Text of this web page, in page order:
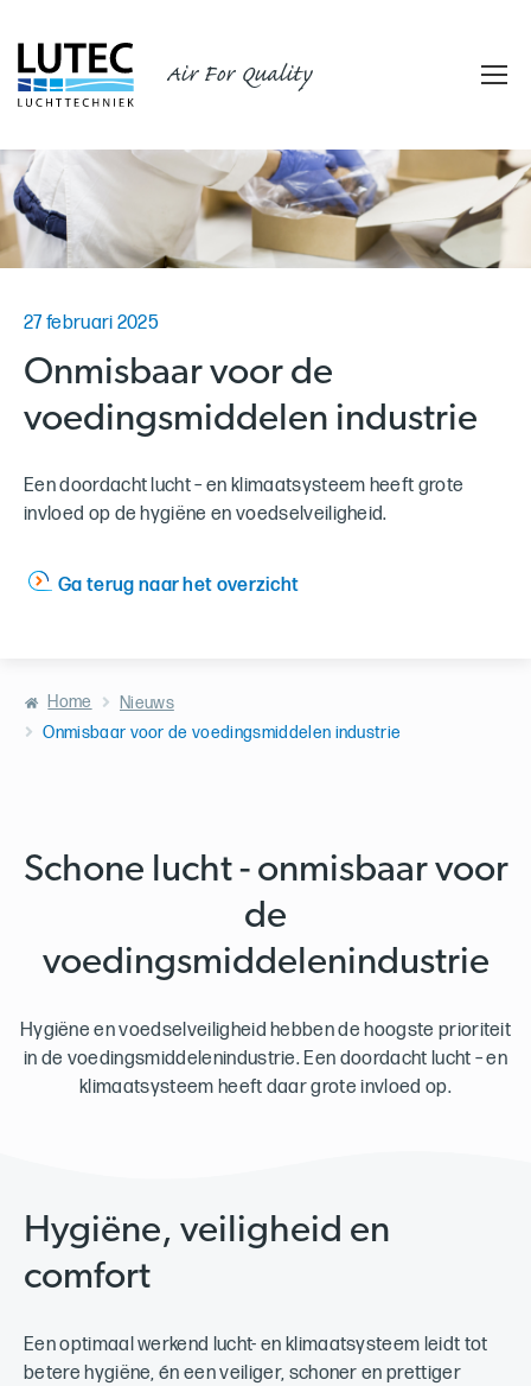
Air For Quality
27 februari 2025
Onmisbaar voor de
voedingsmiddelen industrie
Een doordacht lucht – en klimaatsysteem heeft grote
invloed op de hygiëne en voedselveiligheid.
Ga terug naar het overzicht
Home
Nieuws
Onmisbaar voor de voedingsmiddelen industrie
Schone lucht - onmisbaar voor
de
voedingsmiddelenindustrie
Hygiëne en voedselveiligheid hebben de hoogste prioriteit
in de voedingsmiddelenindustrie. Een doordacht lucht – en
klimaatsysteem heeft daar grote invloed op.
Hygiëne, veiligheid en
comfort
Een optimaal werkend lucht- en klimaatsysteem leidt tot
betere hygiëne, én een veiliger, schoner en prettiger